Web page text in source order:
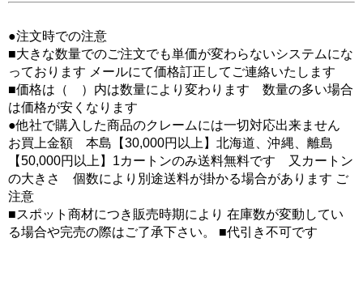
●注文時での注意
■大きな数量でのご注文でも単価が変わらないシステムにな
っております メールにて価格訂正してご連絡いたします
■価格は（ ）内は数量により変わります 数量の多い場合
は価格が安くなります
●他社で購入した商品のクレームには一切対応出来ません
お買上金額 本島【30,000円以上】北海道、沖縄、離島
【50,000円以上】1カートンのみ送料無料です 又カートン
の大きさ 個数により別途送料が掛かる場合があります ご
注意
■スポット商材につき販売時期により 在庫数が変動してい
る場合や完売の際はご了承下さい。 ■代引き不可です